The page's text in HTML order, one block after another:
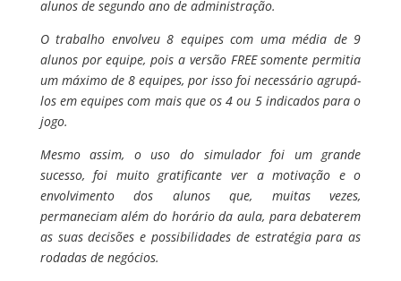
alunos de segundo ano de administração.
O trabalho envolveu 8 equipes com uma média de 9
alunos por equipe, pois a versão FREE somente permitia
um máximo de 8 equipes, por isso foi necessário agrupá-
los em equipes com mais que os 4 ou 5 indicados para o
jogo.
Mesmo assim, o uso do simulador foi um grande
sucesso, foi muito gratificante ver a motivação e o
envolvimento dos alunos que, muitas vezes,
permaneciam além do horário da aula, para debaterem
as suas decisões e possibilidades de estratégia para as
rodadas de negócios.